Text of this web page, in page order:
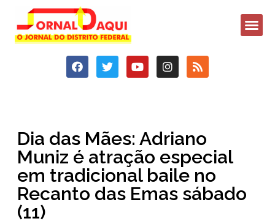
Dia das Mães: Adriano
Muniz é atração especial
em tradicional baile no
Recanto das Emas sábado
(11)